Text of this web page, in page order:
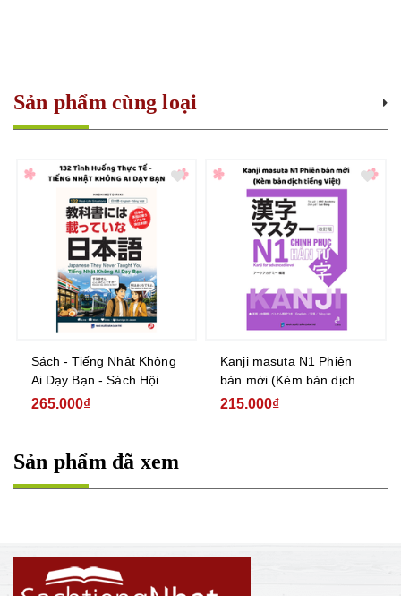
Sản phẩm cùng loại
Sách - Tiếng Nhật Không
Ai Dạy Bạn - Sách Hội
Thoại Tam Ngữ Nhật Anh
265.000₫
Kanji masuta N1 Phiên
bản mới (Kèm bản dịch
tiếng Việt)
215.000₫
Sản phẩm đã xem